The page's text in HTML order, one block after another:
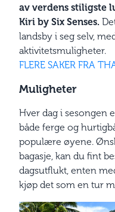
av verdens stiligste
Kiri by Six Senses.
landsby i seg selv,
aktivitetsmuligheter.
FLERE SAKER FRA
Muligheter
Hver dag i sesongen
både ferge og
populære øyene.
bagasje, kan du fint
dagsutflukt, enten
kjøp det som en tur